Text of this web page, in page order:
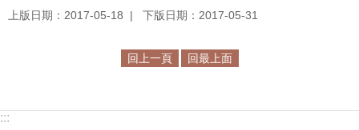
導
S
上版日期：2017-05-18 下版日期：2017-05-31
回上一頁 回最上面
:::